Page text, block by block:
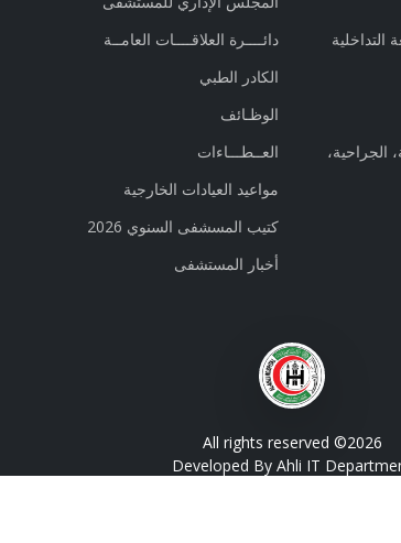
الجراحية،
دائــــرة العلاقــــات العامــة
الكادر الطبي
الوظـائف
العــطـــاءات
مواعيد العيادات الخارجية
كتيب المسشفى السنوي 2026
أخبار المستشفى
All rights reserved ©2026
Developed By Ahli IT